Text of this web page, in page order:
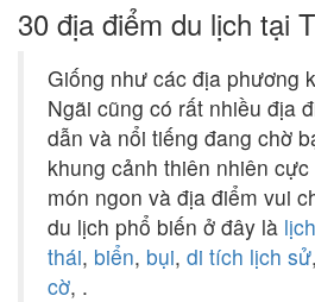
30 địa điểm du lịch tại
Giống như các địa phương
Ngãi cũng có rất nhiều địa
dẫn và nổi tiếng đang chờ
khung cảnh thiên nhiên
món ngon và địa điểm vui
du lịch phổ biến ở đây là
thái, biển, bụi, di tích lịch sử,
cờ, .